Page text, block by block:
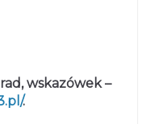
wskazówek –
.